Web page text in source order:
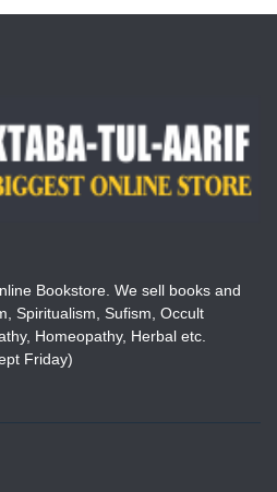
Bookstore. We sell books and
Spiritualism, Sufism, Occult
Homeopathy, Herbal etc.
Friday)